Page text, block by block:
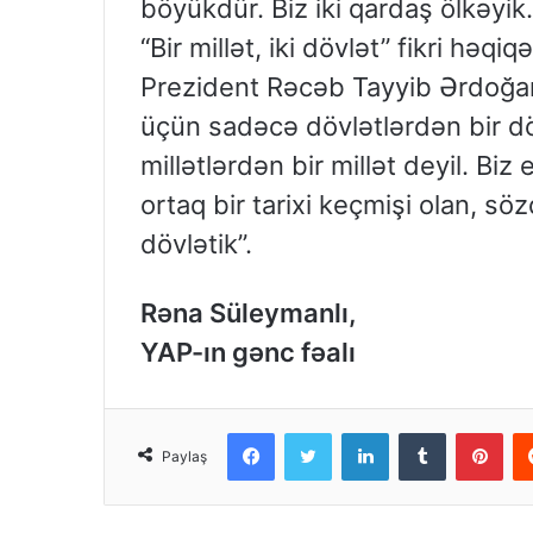
böyükdür. Biz iki qardaş
“Bir millət, iki dövlət” fikri
Prezident Rəcəb Tayyib
üçün sadəcə dövlətlərdən bir
millətlərdən bir millət deyil. Biz
ortaq bir tarixi keçmişi olan,
dövlətik”.
Rəna Süleymanlı,
YAP-ın gənc fəalı
Paylaş
FacebookTwitter LinkedInTumblr